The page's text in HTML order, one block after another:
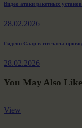
Навигация
по
Previous
Видео атаки ракетных
28.02.2026
Next
Гидеон Саар в эти часы
28.02.2026
You May Also Like
View